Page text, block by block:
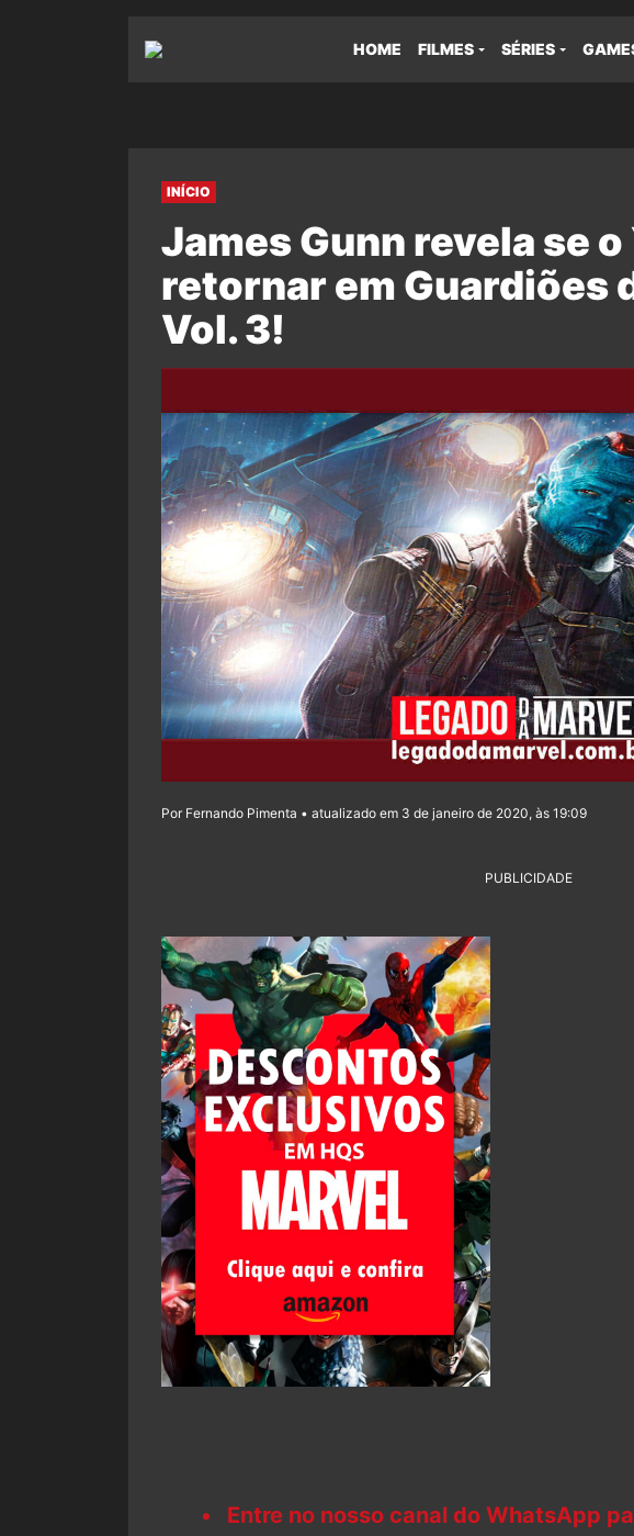
HOME FILMES SÉRIES
INÍCIO
James Gunn revela se
retornar em Guardiões
Vol. 3!
Por Fernando Pimenta • atualizado em 3 de janeiro de 2020, às 19:09
PUBLICIDADE
Entre no nosso canal do WhatsApp